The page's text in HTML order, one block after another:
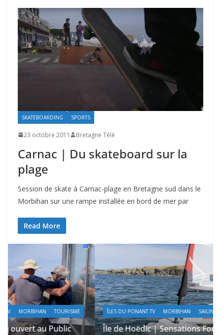
SKATEBOARDING SPORTS
23 octobre 2011 Bretagne Télé
Carnac | Du skateboard sur la
plage
Session de skate à Carnac-plage en Bretagne sud dans le
Morbihan sur une rampe installée en bord de mer par
Read More
ÎLES DU PONANT TV MORBIHAN SAILING / VOILE / NAUTISME
Île de Hoëdic | Sensations Fortes en Open Skiff